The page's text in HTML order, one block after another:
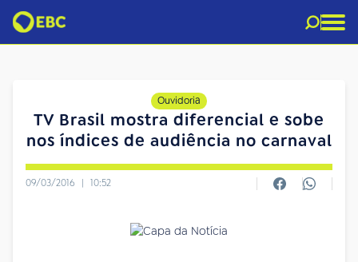
Ouvidoria
TV Brasil mostra diferencial e sobe
nos índices de audiência no carnaval
09/03/2016 | 10:52